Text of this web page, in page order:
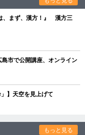
、まず、漢方！』 漢方三
市で公開講座、オンライン
】天空を見上げて
もっと見る